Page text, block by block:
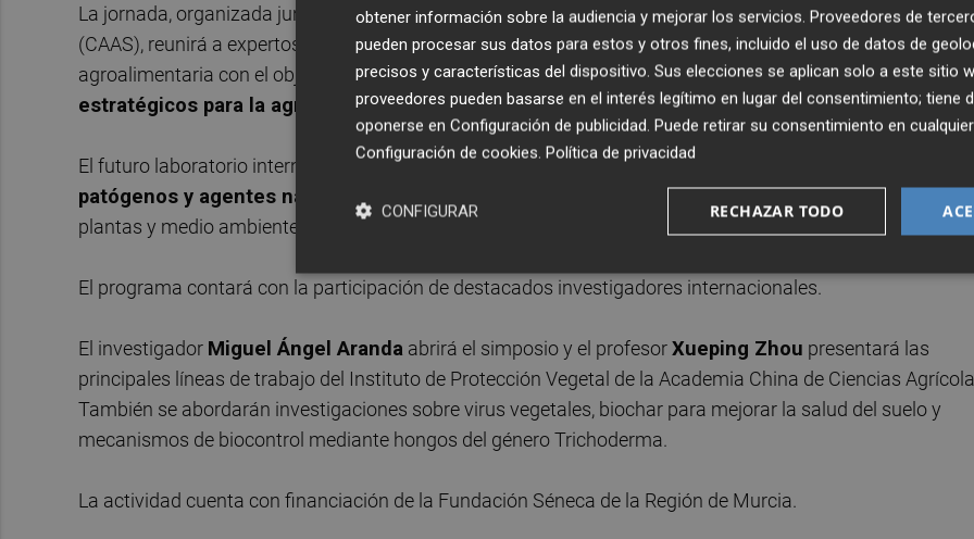
La jornada, organizada junto al Instituto de Protección Vegetal de la Academia China de Ciencias
(CAAS), reunirá a expertos en virología vegetal, microbioma agrícola, salud del suelo y sostenibilidad
agroalimentaria con el objetivo dereforzar la cooperación científica entre España y China en
estratégicos para la agricultura del futuro.
El futuro laboratorio internacional permitiráavanzar en la identificación de microorganismos
patógenos y agentes naturales de biocontrol,
así como estudiar la interacción entre
plantas y medio ambiente en los agroecosistemas.
El programa contará con la participación de destacados investigadores internacionales.
El investigador Miguel Ángel Aranda abrirá el simposio y el profesorXueping Zhou presentará las
principales líneas de trabajo del Instituto de Protección Vegetal de la Academia China de Ciencias
También se abordarán investigaciones sobre virus vegetales, biochar para mejorar la salud del suelo y
mecanismos de biocontrol mediante hongos del género Trichoderma.
La actividad cuenta con financiación de la Fundación Séneca de la Región de Murcia.
obtener información sobre la audiencia y mejorar los servicios. Proveedores de
pueden procesar sus datos para estos y otros fines, incluido el uso de datos de
precisos y características del dispositivo. Sus elecciones se aplican solo a este sitio
proveedores pueden basarse en el interés legítimo en lugar del consentimiento; tiene
oponerse en Configuración de publicidad. Puede retirar su consentimiento en
Configuración de cookies. Política de privacidad
RECHAZAR TODO
CONFIGURAR